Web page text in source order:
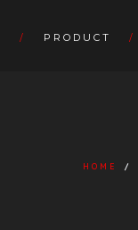
PRODUCT
HOME /